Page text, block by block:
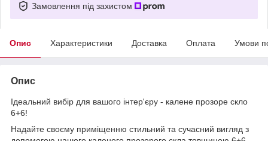
Замовлення під захистом
Опис Характеристики Доставка Оплата Умови
Опис
Ідеальний вибір для вашого інтер'єру - калене прозоре скло
6+6!
Надайте своєму приміщенню стильний та сучасний вигляд з